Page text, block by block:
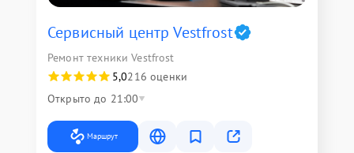
Сервисный центр Vestfrost
Ремонт техники Vestfrost
5,0216 оценки
Открыто до 21:00
Маршрут